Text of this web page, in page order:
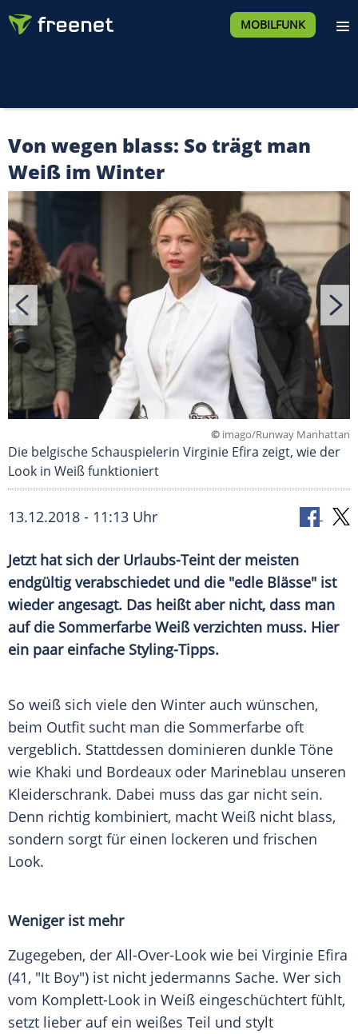
MOBILFUNK
Von wegen blass: So trägt man
Weiß im Winter
© imago/Runway Manhattan
Die belgische Schauspielerin Virginie Efira zeigt, wie der
Look in Weiß funktioniert
13.12.2018 - 11:13 Uhr
Jetzt hat sich der Urlaubs-Teint der meisten
endgültig verabschiedet und die "edle Blässe" ist
wieder angesagt. Das heißt aber nicht, dass man
auf die Sommerfarbe Weiß verzichten muss. Hier
ein paar einfache Styling-Tipps.
So weiß sich viele den Winter auch wünschen,
beim Outfit sucht man die Sommerfarbe oft
vergeblich. Stattdessen dominieren dunkle Töne
wie Khaki und Bordeaux oder Marineblau unseren
Kleiderschrank. Dabei muss das gar nicht sein.
Denn richtig kombiniert, macht Weiß nicht blass,
sondern sorgt für einen lockeren und frischen
Look.
Weniger ist mehr
Zugegeben, der All-Over-Look wie bei Virginie Efira
(41, "It Boy") ist nicht jedermanns Sache. Wer sich
vom Komplett-Look in Weiß eingeschüchtert fühlt,
setzt lieber auf ein weißes Teil und stylt